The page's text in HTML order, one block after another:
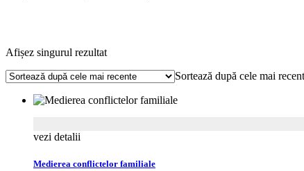
Afișez singurul rezultat
Sortează după cele mai
vezi detalii
Medierea conflictelor familiale